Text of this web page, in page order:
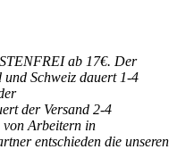
ab 17€. Der
und Schweiz dauert 1-4
der Versand 2-4
von Arbeitern in
entschieden die unseren